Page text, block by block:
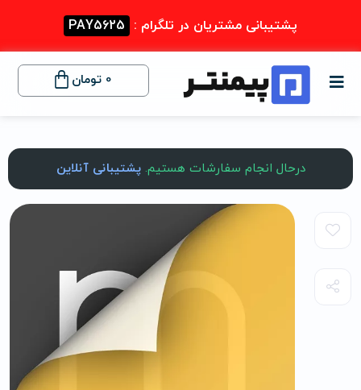
پشتیبانی مشتریان در تلگرام : PAY5625
0 تومان
درحال انجام سفارشات هستیم.پشتیبانی آنلاین